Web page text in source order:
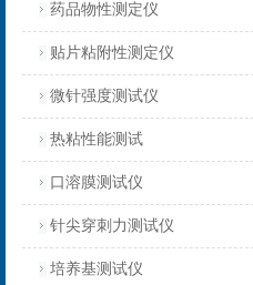
药品物性测定仪
贴片粘附性测定仪
微针强度测试仪
热粘性能测试
口溶膜测试仪
针尖穿刺力测试仪
培养基测试仪